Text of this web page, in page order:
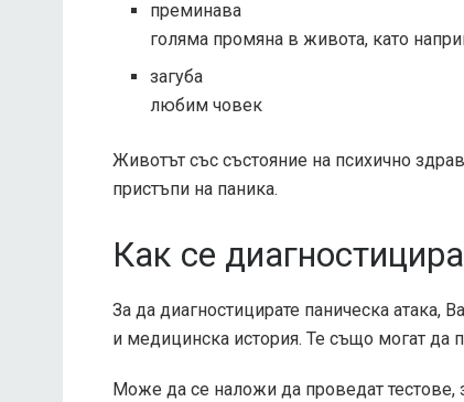
преминава
голяма промяна в живота, като
загуба
любим човек
Животът със състояние на психично
пристъпи на паника.
Как се
За да диагностицирате паническа
и медицинска история. Те също могат да
Може да се наложи да проведат тестове,